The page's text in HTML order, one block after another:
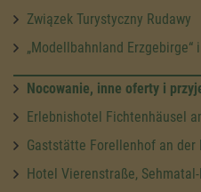
Związek Turystyczny Rudawy
„Modellbahnland Erzgebirge“
Nocowanie, inne oferty i
Erlebnishotel Fichtenhäusel
Gaststätte Forellenhof an der
Hotel Vierenstraße,